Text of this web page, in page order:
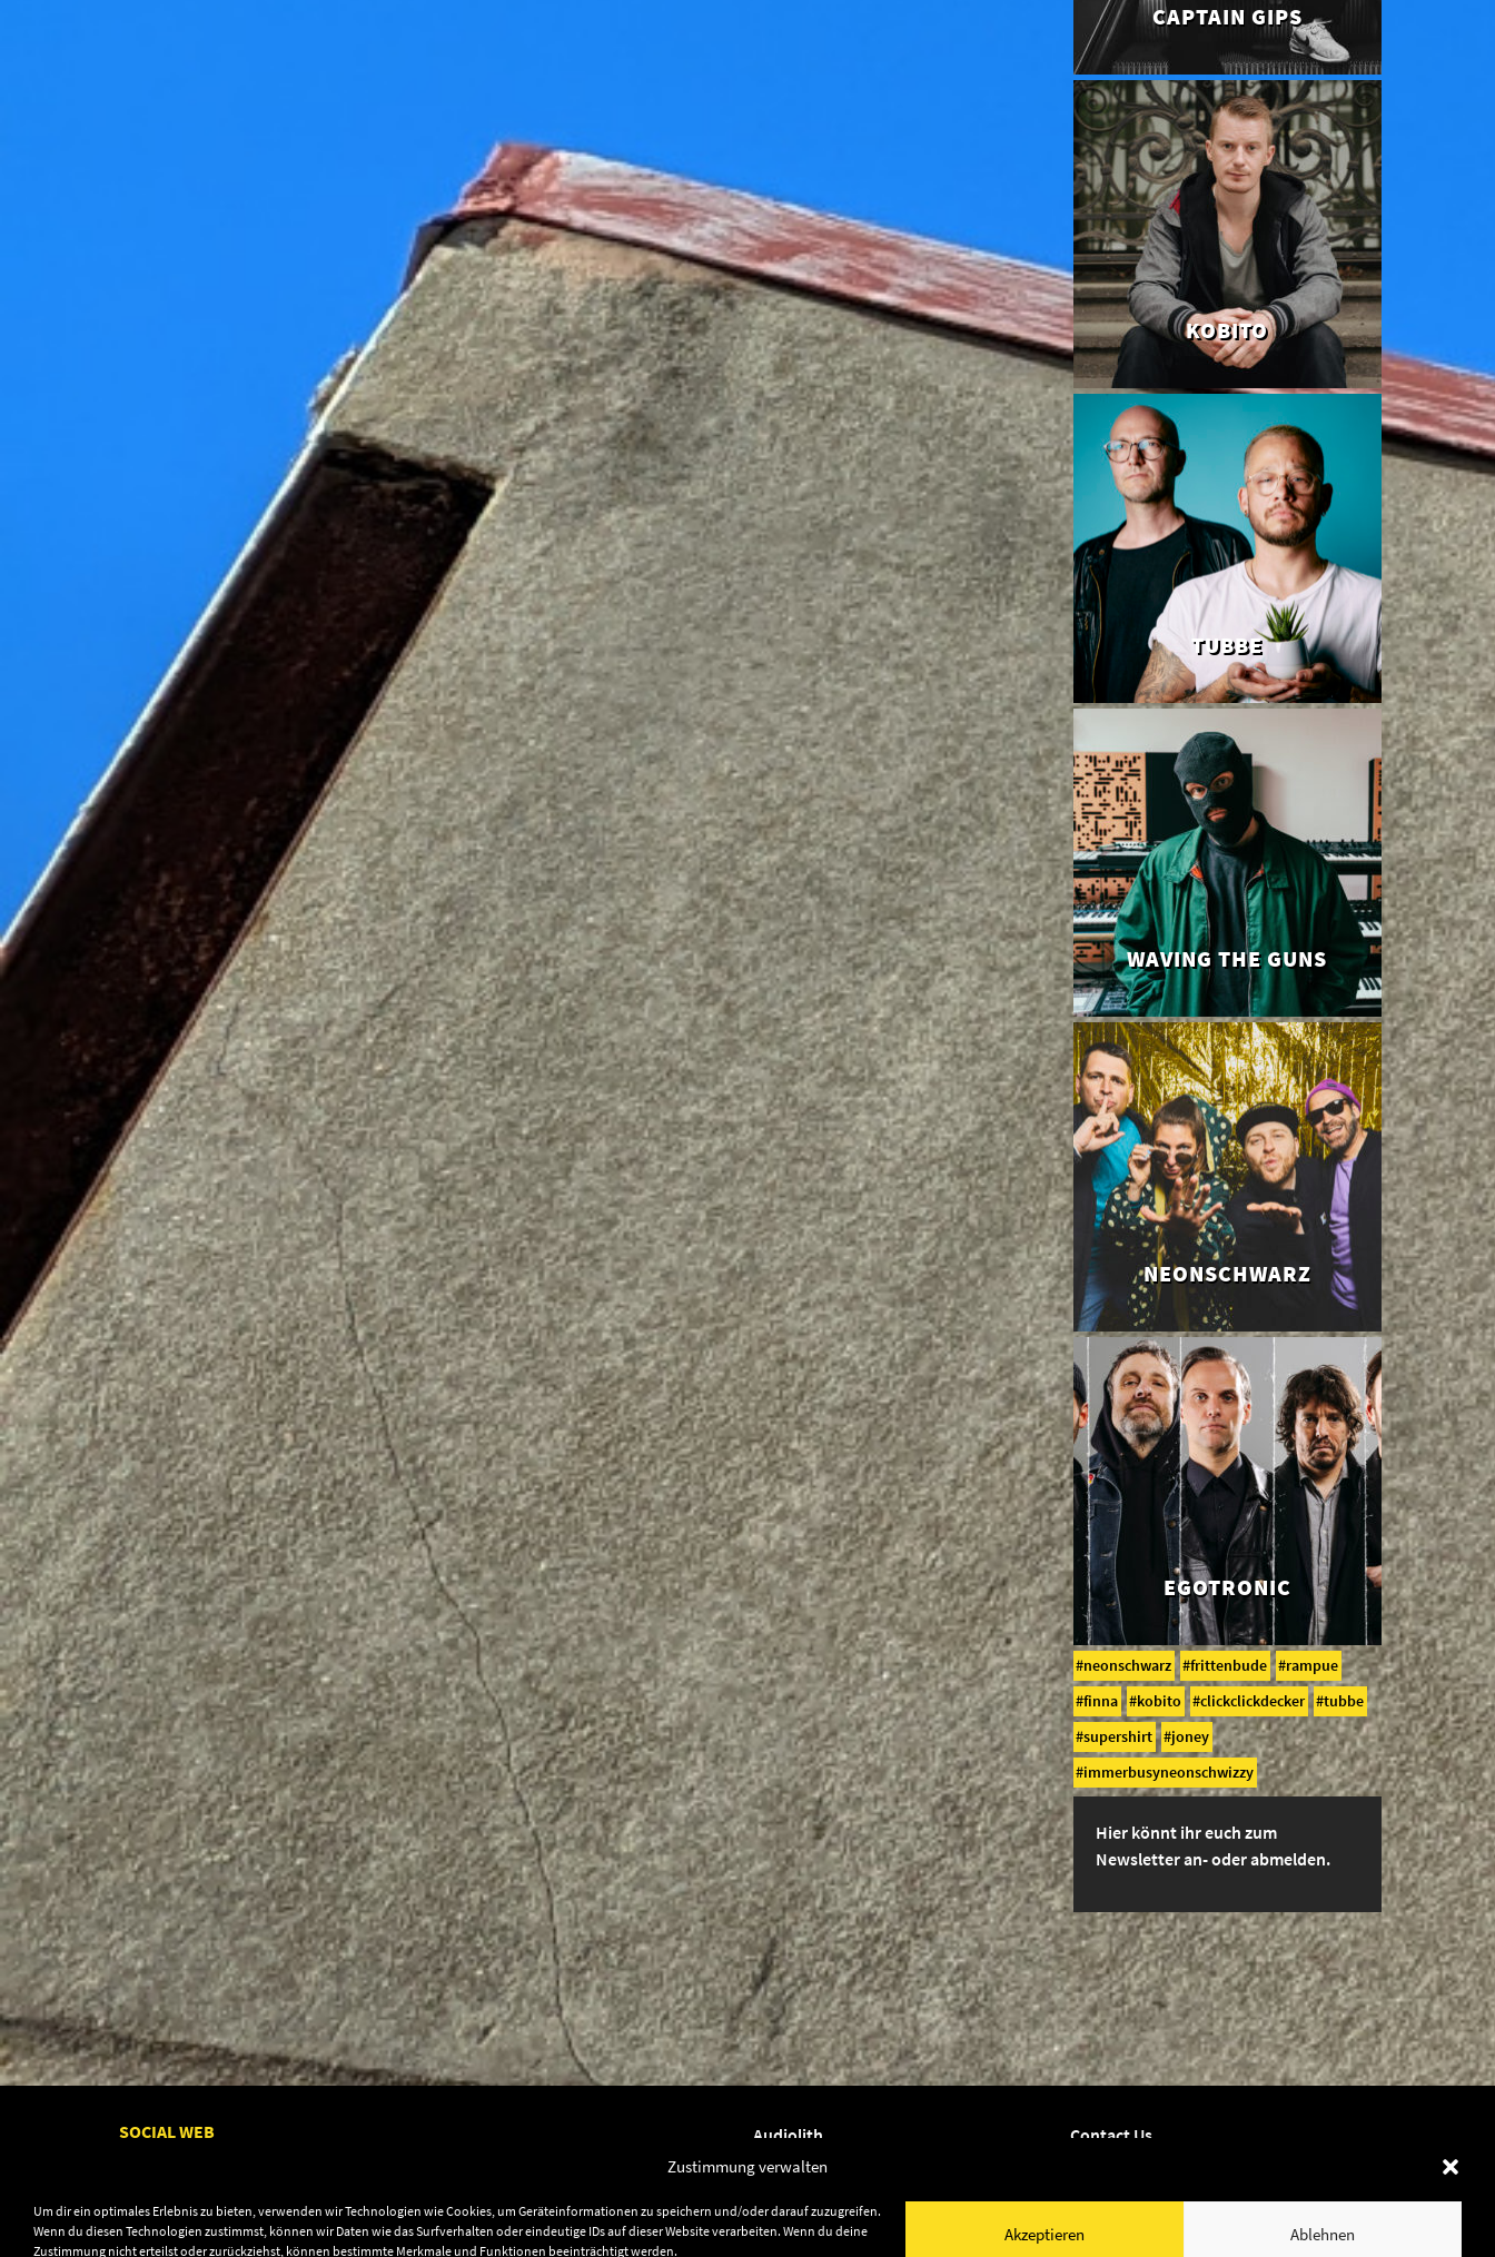
Zustimmung verwalten
Um dir ein optimales Erlebnis zu bieten, verwenden wir Technologien wie Cookies, um Geräteinformationen zu speichern und/oder darauf zuzugreifen.
Wenn du diesen Technologien zustimmst, können wir Daten wie das Surfverhalten oder eindeutige IDs auf dieser Website verarbeiten. Wenn du deine
Zustimmung nicht erteilst oder zurückziehst, können bestimmte Merkmale und Funktionen beeinträchtigt werden.
Akzeptieren Ablehnen
CAPTAIN GIPS
KOBITO
TUBBE
WAVING THE GUNS
NEONSCHWARZ
EGOTRONIC
neonschwarz frittenbude
rampue
finna
kobito clickclickdecker
tubbe
supershirt
joney
immerbusyneonschwizzy
Hier könnt ihr euch zum
Newsletter an- oder abmelden.
SOCIAL WEB
Audiolith
News
Releases
Contact Us
Shop